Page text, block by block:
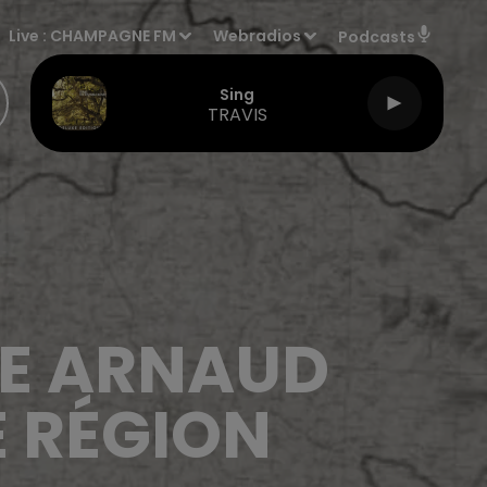
Live : CHAMPAGNE FM Webradios Podcasts
Sing
TRAVIS
ARNAUD